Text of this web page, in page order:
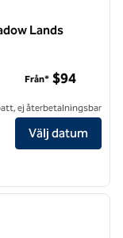
Lands
Meadow
Från* $94
ej återbetalningsbar
Välj datum
nästa